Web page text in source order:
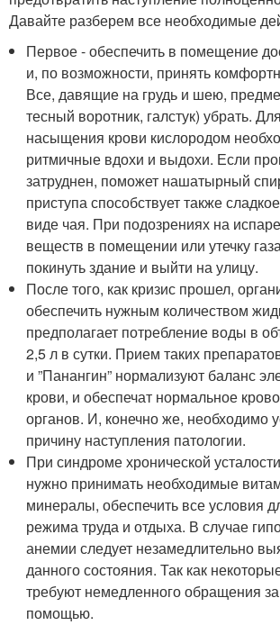
Давайте разберем все необходимые
Первое - обеспечить в помещение
и, по возможности, принять
Все, давящие на грудь и шею,
тесный воротник, галстук) убрать.
насыщения крови кислородом
ритмичные вдохи и выдохи. Если
затруднен, поможет нашатырный
приступа способствует также
виде чая. При подозрениях на
веществ в помещении или утечку
покинуть здание и выйти на улицу.
После того, как кризис прошел,
обеспечить нужным количеством
предполагает потребление воды в
2,5 л в сутки. Прием таких
и ”Панангин” нормализуют баланс
крови, и обеспечат нормальное
органов. И, конечно же, необходимо
причину наступления патологии.
При синдроме хронической
нужно принимать необходимые
минералы, обеспечить все условия
режима труда и отдыха. В случае
анемии следует незамедлительно
данного состояния. Так как
требуют немедленного обращения
помощью.